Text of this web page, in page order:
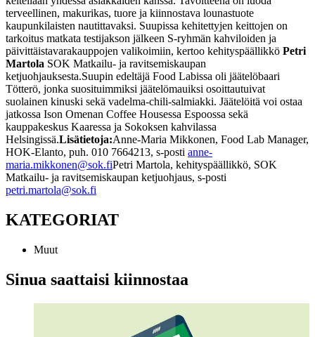
terveellinen, makurikas, tuore ja kiinnostava lounastuote
kaupunkilaisten nautittavaksi. Suupissa kehitettyjen keittojen on
tarkoitus matkata testijakson jälkeen S-ryhmän kahviloiden ja
päivittäistavarakauppojen valikoimiin, kertoo kehityspäällikkö Petri
Martola SOK Matkailu- ja ravitsemiskaupan
ketjuohjauksesta.Suupin edeltäjä Food Labissa oli jäätelöbaari
Tötterö, jonka suosituimmiksi jäätelömauiksi osoittautuivat
suolainen kinuski sekä vadelma-chili-salmiakki. Jäätelöitä voi ostaa
jatkossa Ison Omenan Coffee Housessa Espoossa sekä
kauppakeskus Kaaressa ja Sokoksen kahvilassa
Helsingissä.Lisätietoja:Anne-Maria Mikkonen, Food Lab Manager,
HOK-Elanto, puh. 010 7664213, s-posti anne-
maria.mikkonen@sok.fiPetri Martola, kehityspäällikkö, SOK
Matkailu- ja ravitsemiskaupan ketjuohjaus, s-posti
petri.martola@sok.fi
KATEGORIAT
Muut
Sinua saattaisi kiinnostaa